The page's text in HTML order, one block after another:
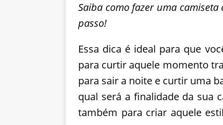
Saiba como fazer uma
passo!
Essa dica é ideal para que
para curtir aquele momento
para sair a noite e curtir uma
qual será a finalidade da sua
também para criar aquele